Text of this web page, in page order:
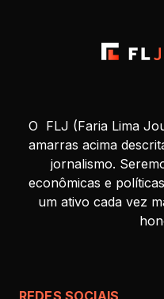
O FLJ (Faria Lima
amarras acima
jornalismo.
econômicas e
um ativo cada vez
REDES SOCIAIS